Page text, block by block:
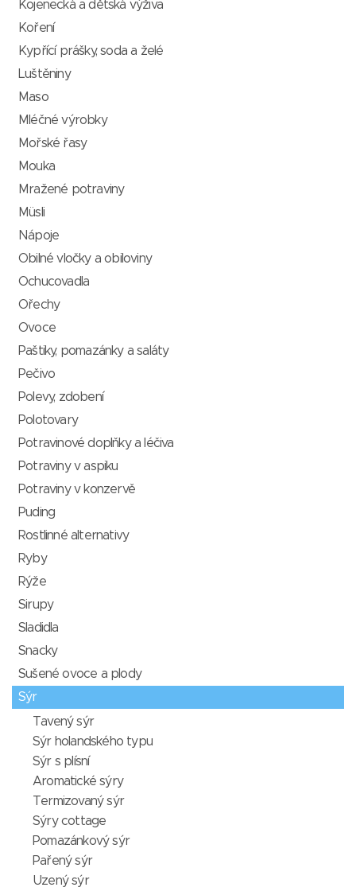
Kojenecká a dětská výživa
Koření
Kypřící prášky, soda a želé
Luštěniny
Maso
Mléčné výrobky
Mořské řasy
Mouka
Mražené potraviny
Müsli
Nápoje
Obilné vločky a obiloviny
Ochucovadla
Ořechy
Ovoce
Paštiky, pomazánky a saláty
Pečivo
Polevy, zdobení
Polotovary
Potravinové doplňky a léčiva
Potraviny v aspiku
Potraviny v konzervě
Puding
Rostlinné alternativy
Ryby
Rýže
Sirupy
Sladidla
Snacky
Sušené ovoce a plody
Sýr
Tavený sýr
Sýr holandského typu
Sýr s plísní
Aromatické sýry
Termizovaný sýr
Sýry cottage
Pomazánkový sýr
Pařený sýr
Uzený sýr